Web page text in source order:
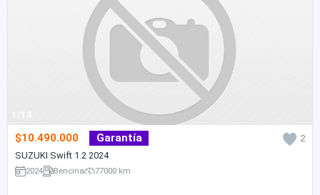
1/13
$10.490.000 Garantía
2
SUZUKI Swift 1.2 2024
2024 Bencina 77000 km